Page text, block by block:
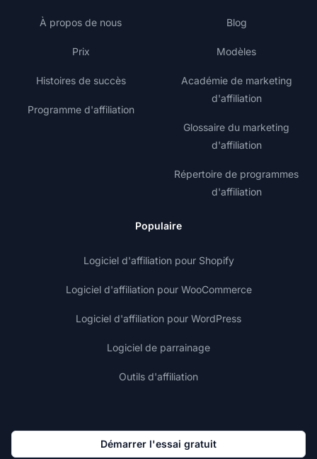
À propos de nous
Prix
Histoires de succès
Programme d'affiliation
Blog
Modèles
Académie de marketing
d'affiliation
Glossaire du marketing
d'affiliation
Répertoire de programmes
d'affiliation
Populaire
Logiciel d'affiliation pour Shopify
Logiciel d'affiliation pour WooCommerce
Logiciel d'affiliation pour WordPress
Logiciel de parrainage
Outils d'affiliation
Démarrer l'essai gratuit